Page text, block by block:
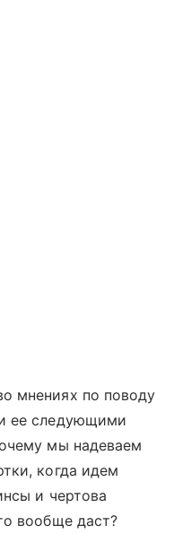
мнениях по поводу
ее следующими
мы надеваем
когда идем
и чертова
вообще даст?